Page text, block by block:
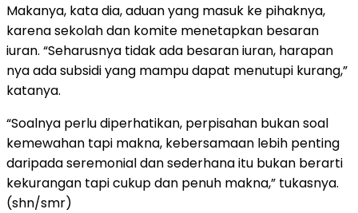
Makanya, kata dia, aduan yang masuk ke pihaknya,
karena sekolah dan komite menetapkan besaran
iuran. “Seharusnya tidak ada besaran iuran, harapan
nya ada subsidi yang mampu dapat menutupi kurang,”
katanya.
“Soalnya perlu diperhatikan, perpisahan bukan soal
kemewahan tapi makna, kebersamaan lebih penting
daripada seremonial dan sederhana itu bukan berarti
kekurangan tapi cukup dan penuh makna,” tukasnya.
(shn/smr)